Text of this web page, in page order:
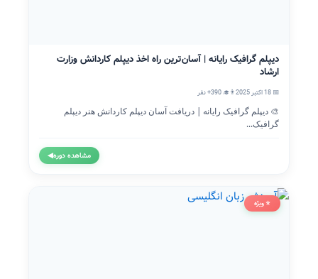
دیپلم گرافیک رایانه | آسان‌ترین راه اخذ دیپلم کاردانش وزارت
ارشاد
📅 18 اکتبر 2025
👨‍🎓 390+ نفر
🎨 دیپلم گرافیک رایانه | دریافت آسان دیپلم کاردانش هنر دیپلم
گرافیک...
مشاهده دوره◀
⭐ ویژه